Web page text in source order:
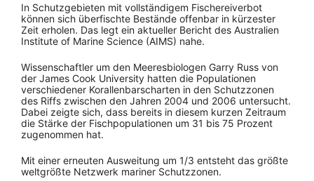
In Schutzgebieten mit vollständigem Fischereiverbot
können sich überfischte Bestände offenbar in kürzester
Zeit erholen. Das legt ein aktueller Bericht des Australien
Institute of Marine Science (AIMS) nahe.
Wissenschaftler um den Meeresbiologen Garry Russ von
der James Cook University hatten die Populationen
verschiedener Korallenbarscharten in den Schutzzonen
des Riffs zwischen den Jahren 2004 und 2006 untersucht.
Dabei zeigte sich, dass bereits in diesem kurzen Zeitraum
die Stärke der Fischpopulationen um 31 bis 75 Prozent
zugenommen hat.
Mit einer erneuten Ausweitung um 1/3 entsteht das größte
weltgrößte Netzwerk mariner Schutzzonen.